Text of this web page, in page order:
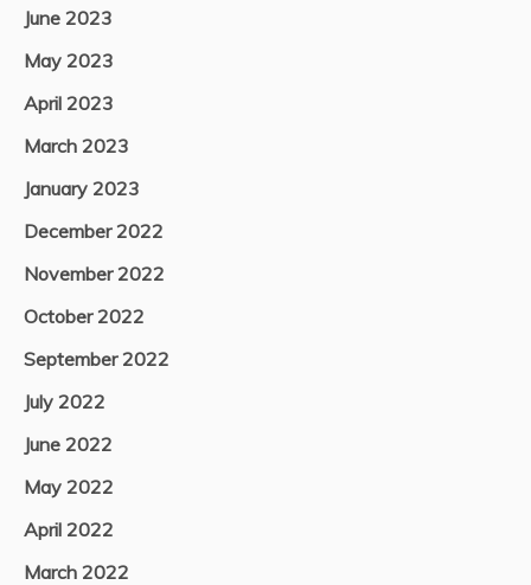
June 2023
May 2023
April 2023
March 2023
January 2023
December 2022
November 2022
October 2022
September 2022
July 2022
June 2022
May 2022
April 2022
March 2022